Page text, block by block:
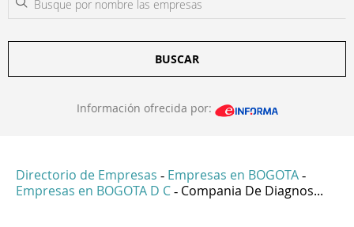
BUSCAR
Información ofrecida por:
Directorio de Empresas - Empresas en BOGOTA -
Empresas en BOGOTA D C - Compania De Diagnos...